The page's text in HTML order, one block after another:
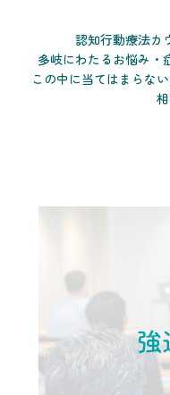
認知行動療法カ
多岐にわたるお悩み・
この中に当てはまらな
強